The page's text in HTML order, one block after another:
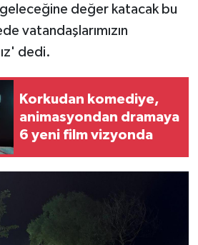
değer katacak bu
vatandaşlarımızın
dedi.
Korkudan komediye,
animasyondan dramaya
6 yeni film vizyonda